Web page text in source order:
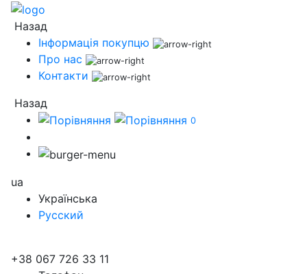
Назад
Інформація покупцю
Про нас
Контакти
Назад
0
ua
Українська
Русский
+38 067 726 33 11